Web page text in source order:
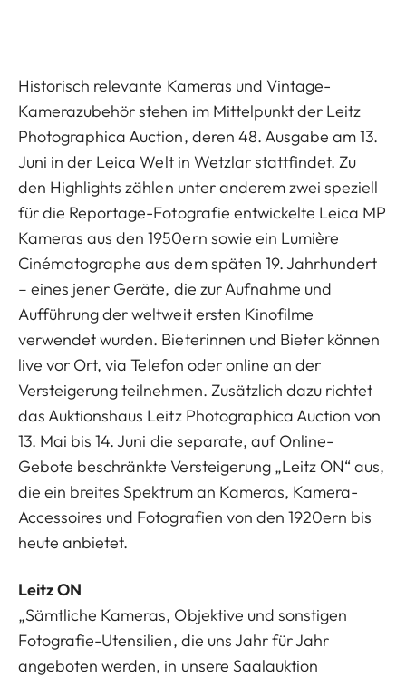
Historisch relevante Kameras und Vintage-
Kamerazubehör stehen im Mittelpunkt der Leitz
Photographica Auction, deren 48. Ausgabe am 13.
Juni in der Leica Welt in Wetzlar stattfindet. Zu
den Highlights zählen unter anderem zwei speziell
für die Reportage-Fotografie entwickelte Leica MP
Kameras aus den 1950ern sowie ein Lumière
Cinématographe aus dem späten 19. Jahrhundert
– eines jener Geräte, die zur Aufnahme und
Aufführung der weltweit ersten Kinofilme
verwendet wurden. Bieterinnen und Bieter können
live vor Ort, via Telefon oder online an der
Versteigerung teilnehmen. Zusätzlich dazu richtet
das Auktionshaus Leitz Photographica Auction von
13. Mai bis 14. Juni die separate, auf Online-
Gebote beschränkte Versteigerung „Leitz ON“ aus,
die ein breites Spektrum an Kameras, Kamera-
Accessoires und Fotografien von den 1920ern bis
heute anbietet.
Leitz ON
„Sämtliche Kameras, Objektive und sonstigen
Fotografie-Utensilien, die uns Jahr für Jahr
angeboten werden, in unsere Saalauktion